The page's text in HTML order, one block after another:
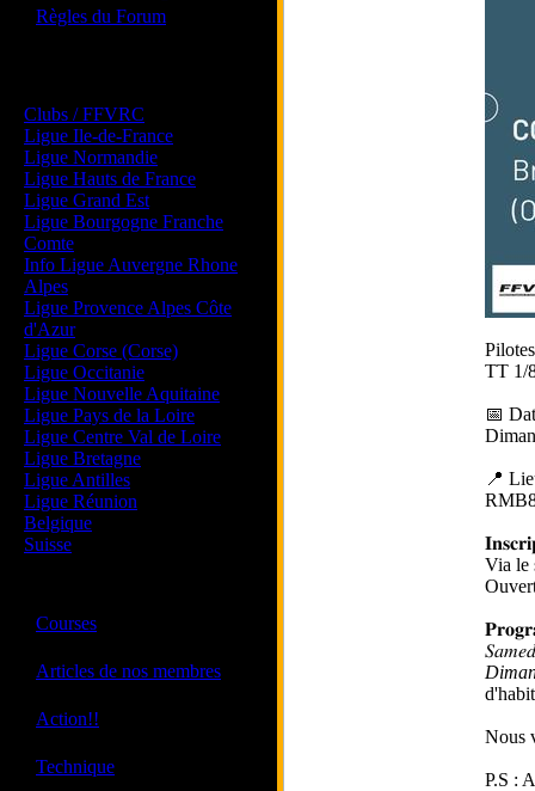
Règles du Forum
Clubs / FFVRC
Ligue Ile-de-France
Ligue Normandie
Ligue Hauts de France
Ligue Grand Est
Ligue Bourgogne Franche
Comte
Info Ligue Auvergne Rhone
Alpes
Ligue Provence Alpes Côte
d'Azur
Ligue Corse (Corse)
Ligue Occitanie
Ligue Nouvelle Aquitaine
Ligue Pays de la Loire
Ligue Centre Val de Loire
Ligue Bretagne
Ligue Antilles
Ligue Réunion
Belgique
Suisse
Courses
Articles de nos membres
Action!!
Technique
TT 1/
📅
📍
Via le
Nous
P.S :